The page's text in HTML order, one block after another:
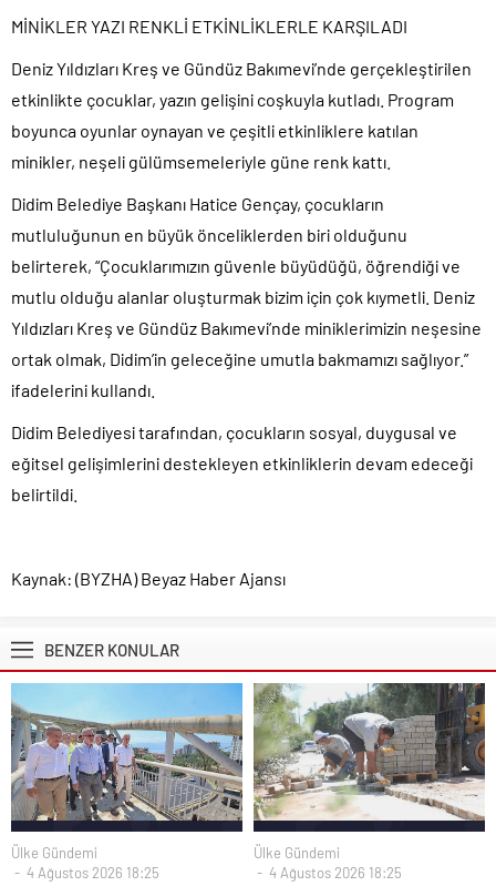
MİNİKLER YAZI RENKLİ ETKİNLİKLERLE KARŞILADI
Deniz Yıldızları Kreş ve Gündüz Bakımevi’nde gerçekleştirilen
etkinlikte çocuklar, yazın gelişini coşkuyla kutladı. Program
boyunca oyunlar oynayan ve çeşitli etkinliklere katılan
minikler, neşeli gülümsemeleriyle güne renk kattı.
Didim Belediye Başkanı Hatice Gençay, çocukların
mutluluğunun en büyük önceliklerden biri olduğunu
belirterek, “Çocuklarımızın güvenle büyüdüğü, öğrendiği ve
mutlu olduğu alanlar oluşturmak bizim için çok kıymetli. Deniz
Yıldızları Kreş ve Gündüz Bakımevi’nde miniklerimizin neşesine
ortak olmak, Didim’in geleceğine umutla bakmamızı sağlıyor.”
ifadelerini kullandı.
Didim Belediyesi tarafından, çocukların sosyal, duygusal ve
eğitsel gelişimlerini destekleyen etkinliklerin devam edeceği
belirtildi.
Kaynak: (BYZHA) Beyaz Haber Ajansı
BENZER KONULAR
Ülke Gündemi
4 Ağustos 2026 18:25
Ülke Gündemi
4 Ağustos 2026 18:25